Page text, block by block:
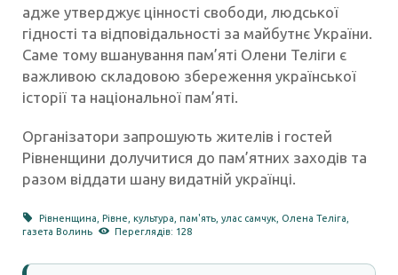
адже утверджує цінності свободи, людської
гідності та відповідальності за майбутнє України.
Саме тому вшанування пам’яті Олени Теліги є
важливою складовою збереження української
історії та національної пам’яті.
Організатори запрошують жителів і гостей
Рівненщини долучитися до пам’ятних заходів та
разом віддати шану видатній українці.
Рівненщина ,Рівне ,культура ,пам'ять ,улас самчук Олена Теліга
газета Волинь
Переглядів: 128